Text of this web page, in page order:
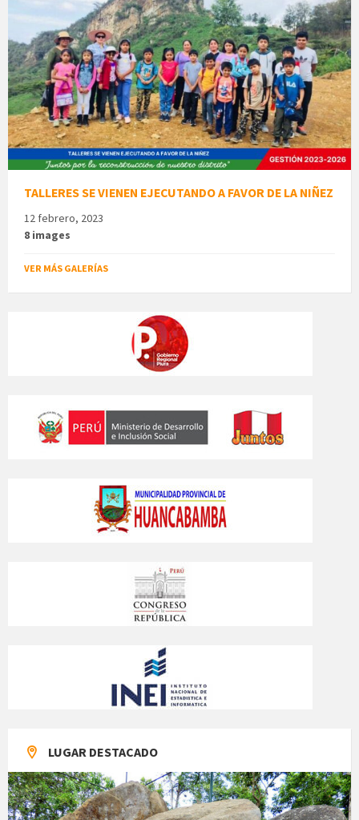
TALLERES SE VIENEN EJECUTANDO A FAVOR DE LA NIÑEZ
12 febrero, 2023
8 images
VER MÁS GALERÍAS
LUGAR DESTACADO